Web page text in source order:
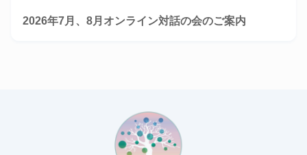
2026年7月、8月オンライン対話の会のご案内